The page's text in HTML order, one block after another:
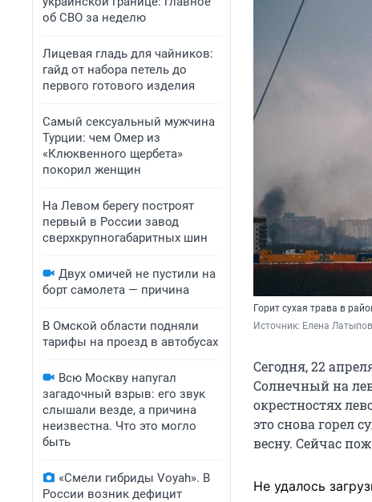
об СВО за неделю
Лицевая гладь для чайников:
гайд от набора петель до
первого готового изделия
Самый сексуальный мужчина
Турции: чем Омер из
«Клюквенного щербета»
покорил женщин
На Левом берегу построят
первый в России завод
сверхкрупногабаритных шин
Двух омичей не пустили на
борт самолета — причина
В Омской области подняли
тарифы на проезд в автобусах
Всю Москву напугал
загадочный взрыв: его звук
слышали везде, а причина
неизвестна. Что это могло
быть
«Смели гибриды Voyah». В
России возник дефицит
Горит сухая трава в
Источник: Елена
Сегодня, 22
Солнечный на
окрестностях
это снова горел
весну. Сейчас
Не удалось